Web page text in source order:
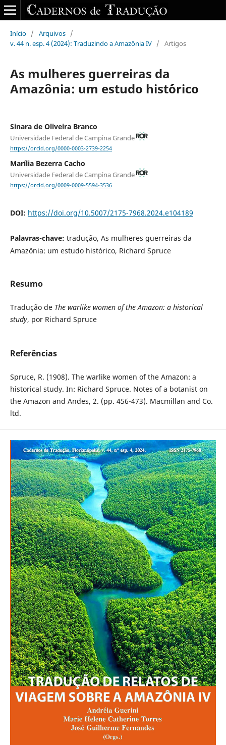
Início / Arquivos /
v. 44 n. esp. 4 (2024): Traduzindo a Amazônia IV / Artigos
As mulheres guerreiras da
Amazônia: um estudo hist´órico
Sinara de Oliveira Branco
Universidade Federal de Campina Grande
https://orcid.org/0000-0003-2739-2254
Marília Bezerra Cacho
Universidade Federal de Campina Grande
https://orcid.org/0009-0009-5594-3536
DOI: https://doi.org/10.5007/2175-7968.2024.e104189
Palavras-chave: tradução, As mulheres guerreiras da
Amazônia: um estudo histórico, Richard Spruce
Resumo
Tradução de The warlike women of the Amazon: a historical
study, por Richard Spruce
Referências
Spruce, R. (1908). The warlike women of the Amazon: a
historical study. In: Richard Spruce. Notes of a botanist on
the Amazon and Andes, 2. (pp. 456-473). Macmillan and Co.
ltd.